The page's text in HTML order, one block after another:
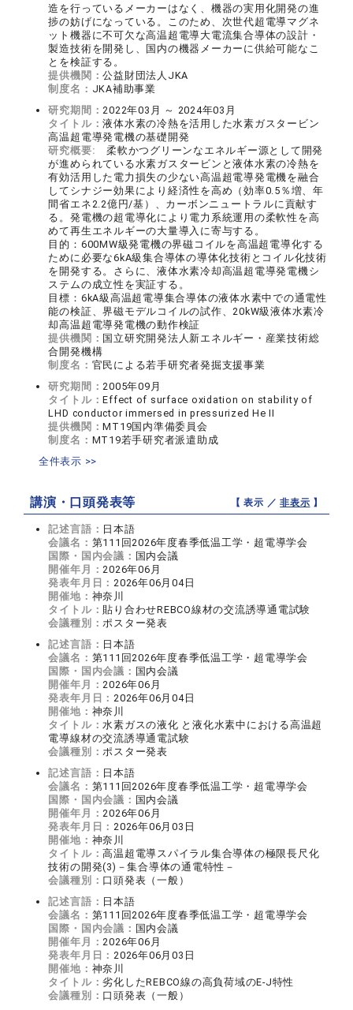
造を行っているメーカーはなく、機器の実用化開発の進
捗の妨げになっている。このため、次世代超電導マグネ
ット機器に不可欠な高温超電導大電流集合導体の設計・
製造技術を開発し、国内の機器メーカーに供給可能なこ
とを検証する。
提供機関：公益財団法人JKA
制度名： JKA補助事業
研究期間：2022年03月 ～ 2024年03月
タイトル：液体水素の冷熱を活用した水素ガスタービン
高温超電導発電機の基礎開発
研究概要: 柔軟かつグリーンなエネルギー源として開発
が進められている水素ガスタービンと液体水素の冷熱を
有効活用した電力損失の少ない高温超電導発電機を融合
してシナジー効果により経済性を高め（効率0.5％増、年
間省エネ2.2億円/基）、カーボンニュートラルに貢献す
る。発電機の超電導化により電力系統運用の柔軟性を高
めて再生エネルギーの大量導入に寄与する。
目的：600MW級発電機の界磁コイルを高温超電導化する
ために必要な6kA級集合導体の導体化技術とコイル化技術
を開発する。さらに、液体水素冷却高温超電導発電機シ
ステムの成立性を実証する。
目標：6kA級高温超電導集合導体の液体水素中での通電性
能の検証、界磁モデルコイルの試作、20kW級液体水素冷
却高温超電導発電機の動作検証
提供機関： 国立研究開発法人新エネルギー・産業技術総
合開発機構
制度名： 官民による若手研究者発掘支援事業
研究期間：2005年09月
タイトル：Effect of surface oxidation on stability of
LHD conductor immersed in pressurized He II
提供機関：MT19国内準備委員会
制度名： MT19若手研究者派遣助成
全件表示 >>
講演・口頭発表等 【 表示 ／非表示 】
記述言語： 日本語
会議名： 第111回2026年度春季低温工学・超電導学会
国際・国内会議： 国内会議
開催年月：2026年06月
発表年月日：2026年06月04日
開催地： 神奈川
タイトル： 貼り合わせREBCO線材の交流誘導通電試験
会議種別：ポスター発表
記述言語： 日本語
会議名： 第111回2026年度春季低温工学・超電導学会
国際・国内会議： 国内会議
開催年月：2026年06月
発表年月日：2026年06月04日
開催地： 神奈川
タイトル：水素ガスの液化 と液化水素中における高温超
電導線材の交流誘導通電試験
会議種別：ポスター発表
記述言語： 日本語
会議名： 第111回2026年度春季低温工学・超電導学会
国際・国内会議： 国内会議
開催年月：2026年06月
発表年月日：2026年06月03日
開催地： 神奈川
タイトル：高温超電導スパイラル集合導体の極限長尺化
技術の開発(3)－集合導体の通電特性－
会議種別： 口頭発表（一般）
記述言語： 日本語
会議名： 第111回2026年度春季低温工学・超電導学会
国際・国内会議： 国内会議
開催年月：2026年06月
発表年月日：2026年06月03日
開催地： 神奈川
タイトル：劣化したREBCO線の高負荷域のE-J特性
会議種別： 口頭発表（一般）